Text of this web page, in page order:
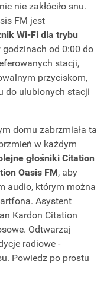
nie zakłóciło snu.
FM jest
Wi-Fi dla trybu
godzinach od 0:00 do
stacji,
przyciskom,
do ulubionych stacji
domu zabrzmiała ta
w każdym
głośniki Citation
Oasis FM, aby
audio, którym można
Asystent
Kardon Citation
Odtwarzaj
radiowe -
Powiedz po prostu